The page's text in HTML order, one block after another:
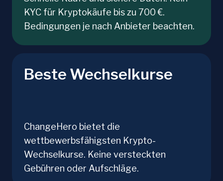
KYC für Kryptokäufe bis zu 700 €.
Bedingungen je nach Anbieter beachten.
Beste Wechselkurse
ChangeHero bietet die
wettbewerbsfähigsten Krypto-
Wechselkurse. Keine versteckten
Gebühren oder Aufschläge.